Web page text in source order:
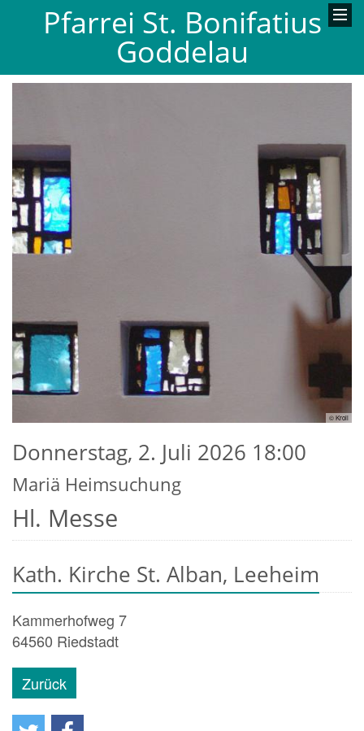
Pfarrei St. Bonifatius
Goddelau
© Kroll
Hl. Messe
Donnerstag, 2. Juli 2026 18:00
Mariä Heimsuchung
Kath. Kirche St. Alban, Leeheim
Kammerhofweg 7
64560 Riedstadt
Zurück